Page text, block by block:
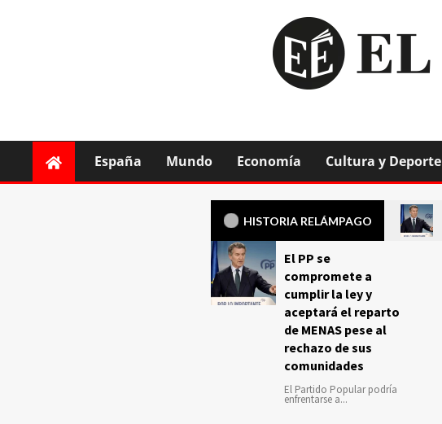
España Mundo Economía Cultura y Deporte
HISTORIA RELÁMPAGO
El PP se
compromete a
cumplir la ley y
aceptará el reparto
de MENAS pese al
rechazo de sus
comunidades
El Partido Popular podría
enfrentarse a...